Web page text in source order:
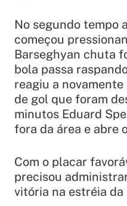
No segundo tempo
começou
Barseghyan chuta
bola passa
reagiu a
de gol que foram
minutos Eduard
fora da área e abre
Com o placar
precisou
vitória na estréia da